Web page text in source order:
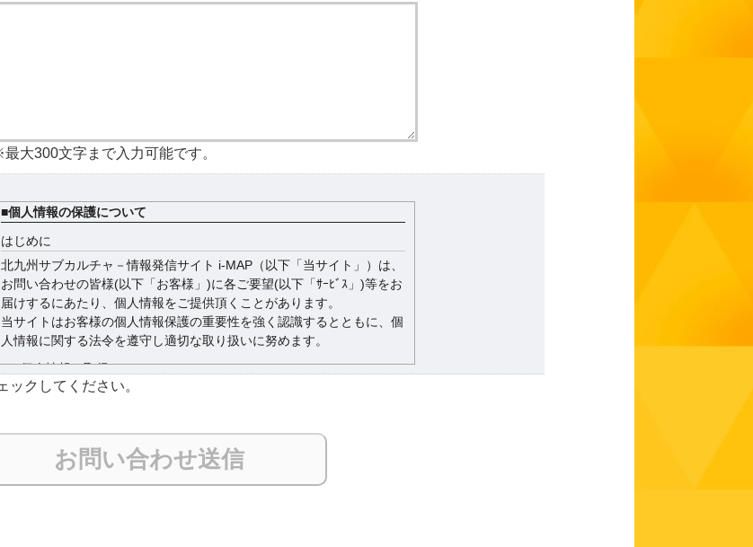
大300文字まで入力可能です。
■個人情報の保護について
はじめに
北九州サブカルチャ－情報発信サイト i-MAP（以下「当サイト」）は、
お問い合わせの皆様(以下「お客様」)に各ご要望(以下「ｻｰﾋﾞｽ」)等をお
届けするにあたり、個人情報をご提供頂くことがあります。
当サイトはお客様の個人情報保護の重要性を強く認識するとともに、個
人情報に関する法令を遵守し適切な取り扱いに努めます。
1．個人情報の取得について
当サイトは、適正かつ公正な手段によってお客様のプライバシーに係わ
2．個人情報の利用目的について
当サイトはお客様が求めるサービスのご提供・ご連絡を行うため、また
当サイトにおける人事情報管理・採用活動を行うために個人情報を取得
クしてください。